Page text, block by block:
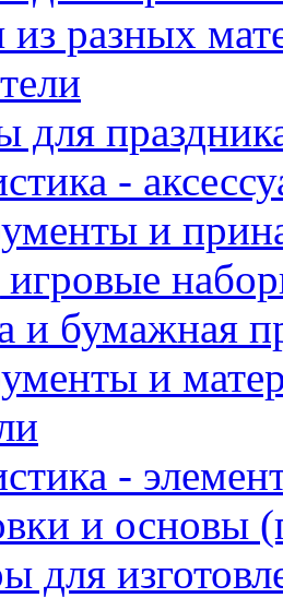
разных
для
-
и
и бумажная
и
-
и основы
для